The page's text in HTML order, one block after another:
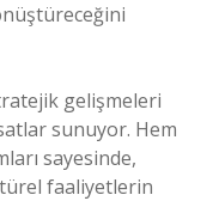
gelişmeleri
sunuyor. Hem
sayesinde,
faaliyetlerin